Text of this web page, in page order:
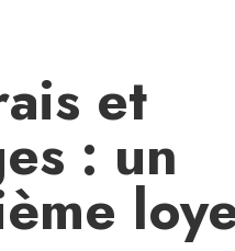
et
: un